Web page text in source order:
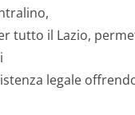
tutto il Lazio,
legale